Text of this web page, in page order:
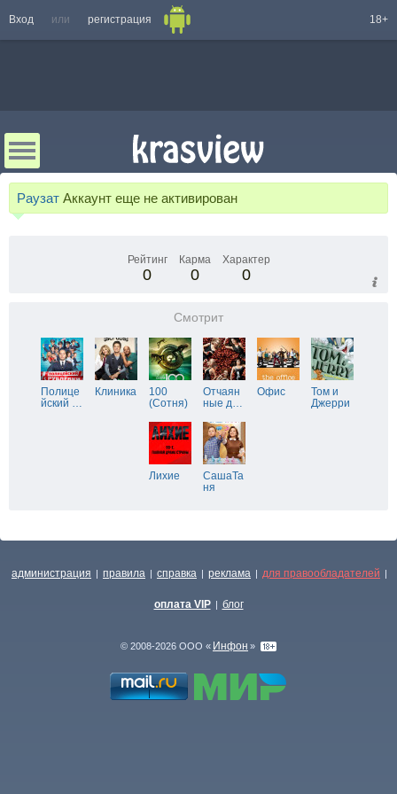
Вход или регистрация 18+
Раузат Аккаунт еще не активирован
Рейтинг
0
Карма
0
Характер
0
Смотрит
Полице
йский …
Клиника
100
(Сотня)
Отчаян
ные д…
Офис
Том и
Джерри
Лихие
СашаТа
ня
администрация | правила | справка | реклама | для правообладателей |
оплата VIP | блог
© 2008-2026 ООО « Инфон »